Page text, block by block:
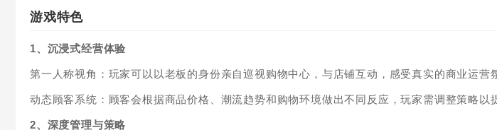
游戏特色
1、沉浸式经营体验
第一人称视角：玩家可以以老板的身份亲自巡视购物中心，与店铺互动，感受真实的商业运营
动态顾客系统：顾客会根据商品价格、潮流趋势和购物环境做出不同反应，玩家需调整策略以
2、深度管理与策略